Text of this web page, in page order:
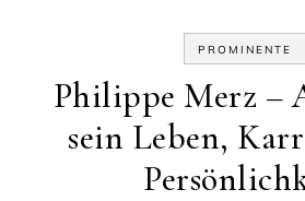
PROMINENTE
Philippe Merz –
sein Leben,